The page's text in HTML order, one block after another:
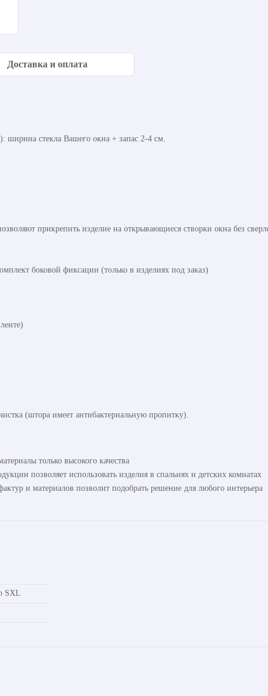
Доставка и оплата
стекла Вашего окна + запас 2-4 см.
прикрепить изделие на открывающиеся створки окна без
боковой фиксации (только в изделиях под заказ)
(штора имеет антибактериальную пропитку).
только высокого качества
позволяет использовать изделия в спальнях и детских комнатах
и материалов позволит подобрать решение для любого интерьера
SXL